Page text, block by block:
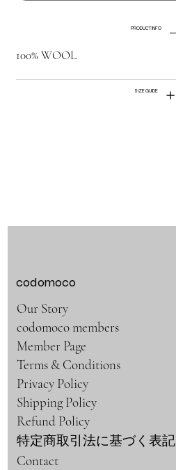
PRODUCT INFO
100% WOOL
SIZE GUIDE
codomoco
Our Story
codomoco members
Member Page
Terms & Conditions
Privacy Policy
Shipping Policy
Refund Policy
特定商取引法に基づく表記
Contact